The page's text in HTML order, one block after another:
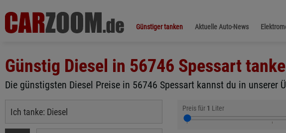
Günstiger tanken Aktuelle Auto-News
Günstig Diesel in 56746 Spessart
Die günstigsten Diesel Preise in 56746 Spessart kannst du in unserer
Preis für 1 Liter